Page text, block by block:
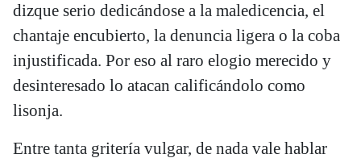
dizque serio dedicándose a la maledicencia, el
chantaje encubierto, la denuncia ligera o la coba
injustificada. Por eso al raro elogio merecido y
desinteresado lo atacan calificándolo como
lisonja.
Entre tanta gritería vulgar, de nada vale hablar